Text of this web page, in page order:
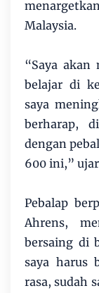
Malaysia.
“Saya akan
belajar di
saya
berharap,
dengan
600 ini,”
Pebalap
Ahrens,
bersaing di
saya harus
rasa, sudah